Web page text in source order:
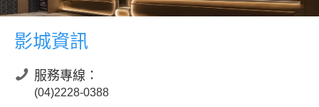
影城資訊
服務專線：
(04)2228-0388